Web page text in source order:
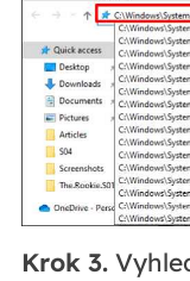
Krok 3.